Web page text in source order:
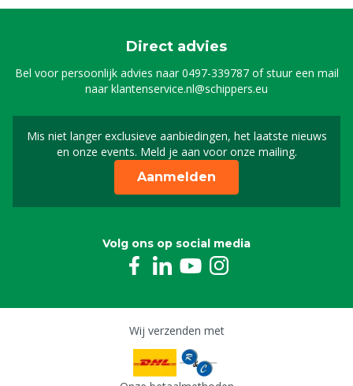
Direct advies
Bel voor persoonlijk advies naar0497-339787of stuur een mail
naarklantenservice.nl@schippers.eu
Mis niet langer exclusieve aanbiedingen, het laatste nieuws
en onze events. Meld je aan voor onze mailing.
Schrijf je in voor onze
Aanmelden
Volg ons op social media
Wij verzenden met